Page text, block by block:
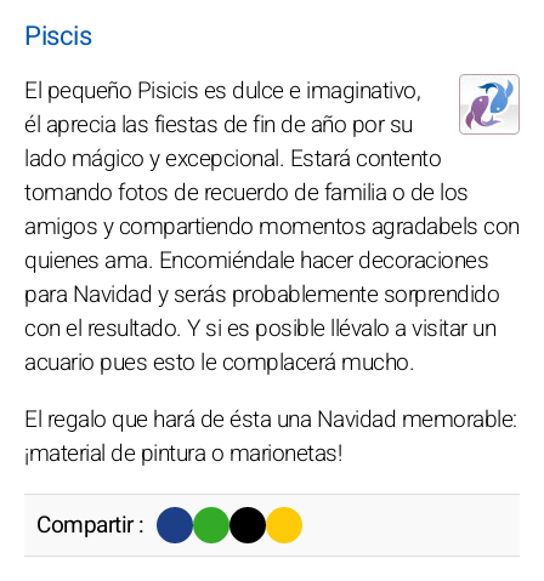
Piscis
El pequeño Pisicis es dulce e imaginativo,
él aprecia las fiestas de fin de año por su
lado mágico y excepcional. Estará contento
tomando fotos de recuerdo de familia o de los
amigos y compartiendo momentos agradabels con
quienes ama. Encomiéndale hacer decoraciones
para Navidad y serás probablemente sorprendido
con el resultado. Y si es posible llévalo a visitar un
acuario pues esto le complacerá mucho.
El regalo que hará de ésta una Navidad memorable:
¡material de pintura o marionetas!
Compartir :